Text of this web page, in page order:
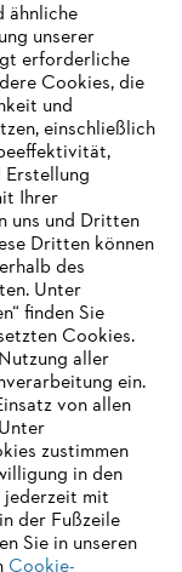
ähnliche
unserer
erforderliche
Cookies, die
und
einschließlich
Erstellung
Ihrer
uns und Dritten
Dritten können
des
Unter
finden Sie
Cookies.
aller
ein.
von allen
zustimmen
in den
jederzeit mit
der Fußzeile
Sie in unseren